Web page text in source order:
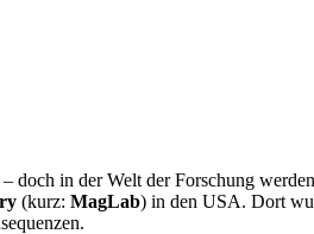
in der Welt der Forschung
(kurz: MagLab) in den USA. Dort